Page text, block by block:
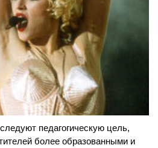
педагогическую цель,
более образованными и